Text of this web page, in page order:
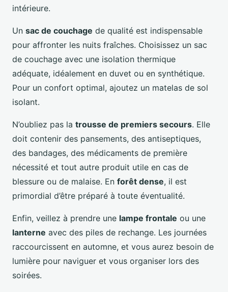
intérieure.
Un sac de couchage de qualité est indispensable
pour affronter les nuits fraîches. Choisissez un sac
de couchage avec une isolation thermique
adéquate, idéalement en duvet ou en synthétique.
Pour un confort optimal, ajoutez un matelas de sol
isolant.
N’oubliez pas la trousse de premiers secours. Elle
doit contenir des pansements, des antiseptiques,
des bandages, des médicaments de première
nécessité et tout autre produit utile en cas de
blessure ou de malaise. En forêt dense, il est
primordial d’être préparé à toute éventualité.
Enfin, veillez à prendre une lampe frontale ou une
lanterne avec des piles de rechange. Les journées
raccourcissent en automne, et vous aurez besoin de
lumière pour naviguer et vous organiser lors des
soirées.